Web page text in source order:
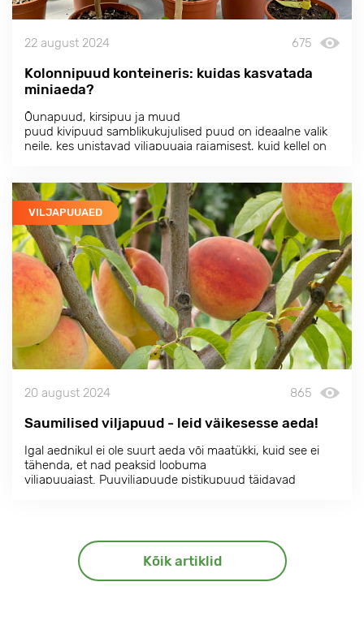
22 august 2024 675
Kolonnipuud konteineris: kuidas kasvatada
miniaeda?
Õunapuud, kirsipuu ja muud
puud kivipuud samblikukujulised puud on ideaalne valik
neile, kes unistavad viljapuuaia rajamisest, kuid kellel on
hoovides.
VILJAPUUAED
20 august 2024 865
Saumilised viljapuud - leid väikesesse aeda!
Igal aednikul ei ole suurt aeda või maatükki, kuid see ei
tähenda, et nad peaksid loobuma
viljapuuaiast. Puuviljapuude pistikupuud täidavad
Kõik artiklid